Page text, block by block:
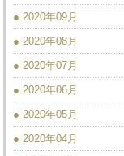
● 2020年09月
● 2020年08月
● 2020年07月
● 2020年06月
● 2020年05月
● 2020年04月